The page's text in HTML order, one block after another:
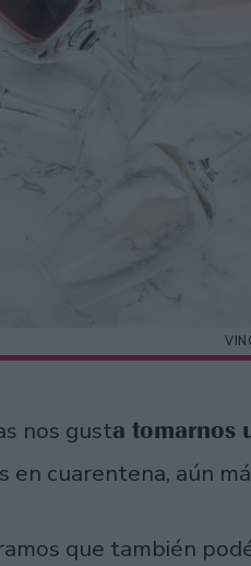
nos gusta tomarnos
en cuarentena, aún
que también